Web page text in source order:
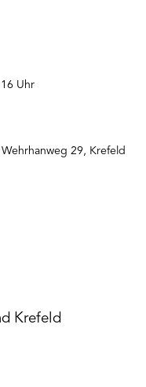
Uhr
29, Krefeld
Krefeld